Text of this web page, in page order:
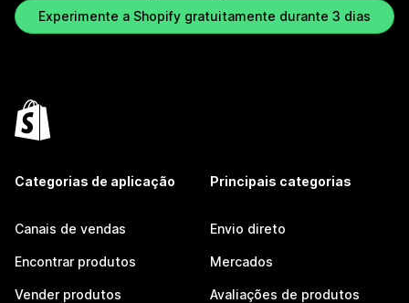
Experimente a Shopify gratuitamente durante 3 dias
Categorias de aplicação
Canais de vendas
Encontrar produtos
Vender produtos
Principais categorias
Envio direto
Mercados
Avaliações de produtos